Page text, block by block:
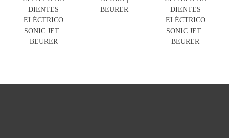
DIENTES
ELÉCTRICO
SONIC JET |
BEURER
BEURER
DIENTES
ELÉCTRICO
SONIC JET |
BEURER